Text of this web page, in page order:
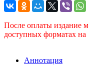
После оплаты издание
доступных форматах на
Аннотация